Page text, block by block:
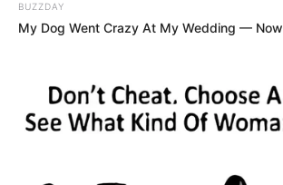
BUZZDAY
My Dog Went Crazy At My Wedding —